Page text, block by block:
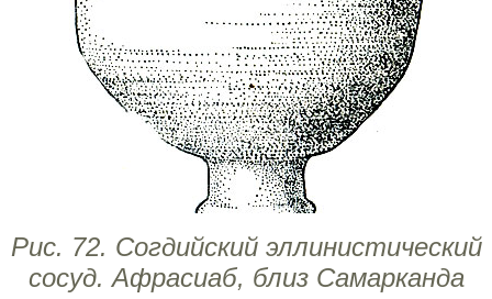
Рис. 72. Согдийский эллинистический
сосуд. Афрасиаб, близ Самарканда